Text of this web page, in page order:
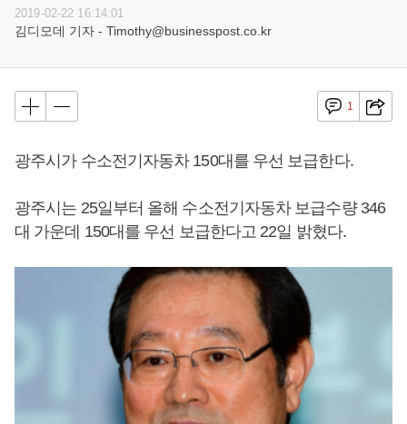
2019-02-22 16:14:01
김디모데 기자 - Timothy@businesspost.co.kr
1
광주시가 수소전기자동차 150대를 우선 보급한다.
광주시는 25일부터 올해 수소전기자동차 보급수량 346
대 가운데 150대를 우선 보급한다고 22일 밝혔다.